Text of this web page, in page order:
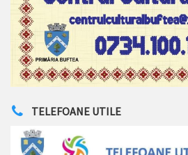
TELEFOANE UTILE